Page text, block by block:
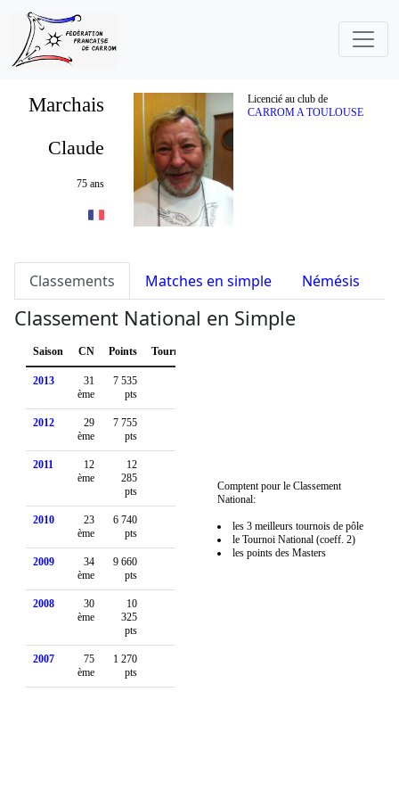
Marchais
Licencié au club de
CARROM A TOULOUSE
Claude
75 ans
Classements Matches en simple Némésis
Classement National en Simple
Saison CN Points Tournois
2013
31
ème
7 535
pts
2012
29
ème
7 755
pts
2011
12
ème
12
285
pts
2010
23
ème
6 740
pts
2009
34
ème
9 660
pts
2008
30
ème
10
325
pts
2007
75
ème
1 270
pts
Comptent pour le Classement
National:
les 3 meilleurs tournois de pôle
le Tournoi National (coeff. 2)
les points des Masters